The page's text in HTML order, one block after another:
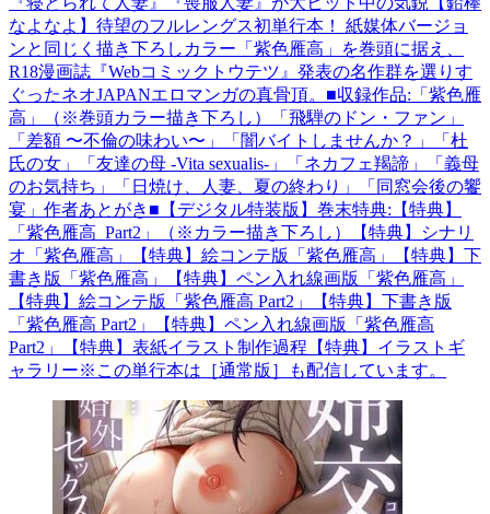
なよなよ】待望のフルレングス初単行本！ 紙媒体バージョ
ンと同じく描き下ろしカラー「紫色雁高」を巻頭に据え、
R18漫画誌『Webコミックトウテツ』発表の名作群を選りす
ぐったネオJAPANエロマンガの真骨頂。■収録作品:「紫色雁
高」（※巻頭カラー描き下ろし）「飛騨のドン・ファン」
「差額 〜不倫の味わい〜」「闇バイトしませんか？」「杜
氏の女」「友達の母 -Vita sexualis-」「ネカフェ羯諦」「義母
のお気持ち」「日焼け、人妻、夏の終わり」「同窓会後の饗
宴」作者あとがき■【デジタル特装版】巻末特典:【特典】
「紫色雁高_Part2」（※カラー描き下ろし）【特典】シナリ
オ「紫色雁高」【特典】絵コンテ版「紫色雁高」【特典】下
書き版「紫色雁高」【特典】ペン入れ線画版「紫色雁高」
【特典】絵コンテ版「紫色雁高 Part2」【特典】下書き版
「紫色雁高 Part2」【特典】ペン入れ線画版「紫色雁高
Part2」【特典】表紙イラスト制作過程【特典】イラストギ
ャラリー※この単行本は［通常版］も配信しています。